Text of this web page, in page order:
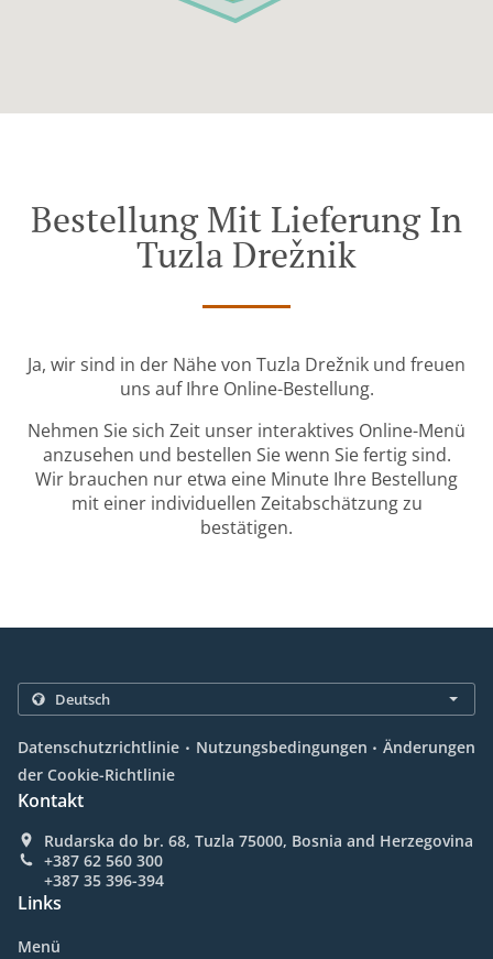
Bestellung Mit Lieferung In
Tuzla Drežnik
Ja, wir sind in der Nähe von Tuzla Drežnik und freuen
uns auf Ihre Online-Bestellung.
Nehmen Sie sich Zeit unser interaktives Online-Menü
anzusehen und bestellen Sie wenn Sie fertig sind.
Wir brauchen nur etwa eine Minute Ihre Bestellung
mit einer individuellen Zeitabschätzung zu
bestätigen.
Datenschutzrichtlinie . Nutzungsbedingungen . Änderungen
der Cookie-Richtlinie
Kontakt
Rudarska do br. 68, Tuzla 75000, Bosnia and Herzegovina
+387 62 560 300
+387 35 396-394
Links
Menü